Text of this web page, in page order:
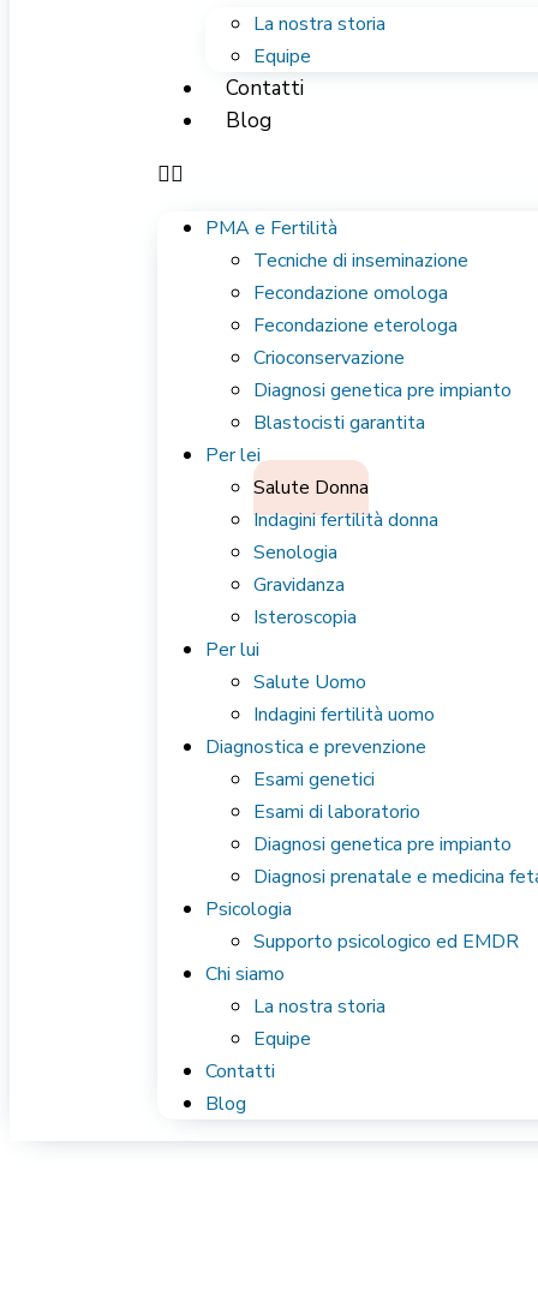
La nostra storia
Equipe
Contatti
Blog
PMA e Fertilità
Tecniche di inseminazione
Fecondazione omologa
Fecondazione eterologa
Crioconservazione
Diagnosi genetica pre impianto
Blastocisti garantita
Per lei
Salute Donna
Indagini fertilità donna
Senologia
Gravidanza
Isteroscopia
Per lui
Salute Uomo
Indagini fertilità uomo
Diagnostica e prevenzione
Esami genetici
Esami di laboratorio
Diagnosi genetica pre impianto
Diagnosi prenatale e medicina
Psicologia
Supporto psicologico ed EMDR
Chi siamo
La nostra storia
Equipe
Contatti
Blog